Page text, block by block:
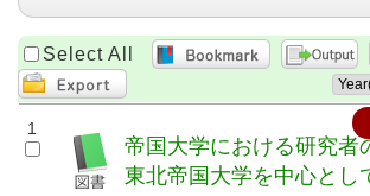
Select All
1
帝国大学における研究者
東北帝国大学を中心とし